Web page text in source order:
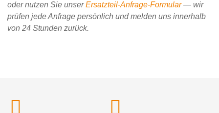
oder nutzen Sie unserErsatzteil-Anfrage-Formular— wir
prüfen jede Anfrage persönlich und melden uns innerhalb
von 24 Stunden zurück.